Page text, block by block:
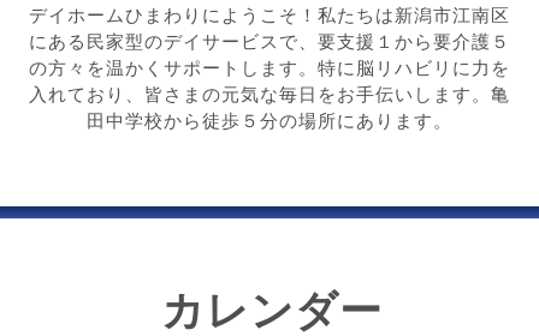
デイホームひまわりにようこそ！私たちは新潟市江南区
にある民家型のデイサービスで、要支援１から要介護５
の方々を温かくサポートします。特に脳リハビリに力を
入れており、皆さまの元気な毎日をお手伝いします。亀
田中学校から徒歩５分の場所にあります。
カレンダー